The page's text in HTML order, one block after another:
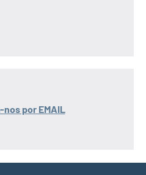
por EMAIL